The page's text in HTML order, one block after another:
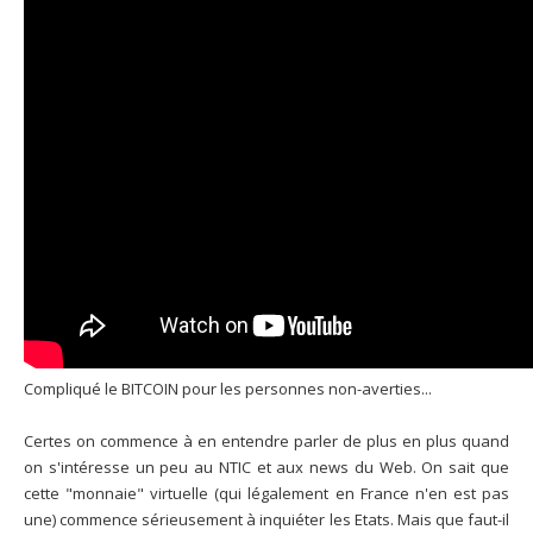
Compliqué le BITCOIN pour les personnes non-averties...
Certes on commence à en entendre parler de plus en plus quand
on s'intéresse un peu au NTIC et aux news du Web. On sait que
cette "monnaie" virtuelle (qui légalement en France n'en est pas
une) commence sérieusement à inquiéter les Etats. Mais que faut-il